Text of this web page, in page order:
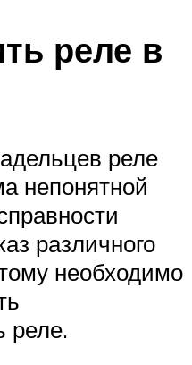
реле в
реле
непонятной
различного
необходимо
реле.